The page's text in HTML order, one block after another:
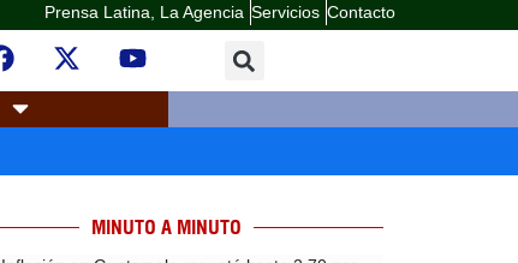
Prensa Latina, La Agencia Servicios Contacto
MINUTO A MINUTO